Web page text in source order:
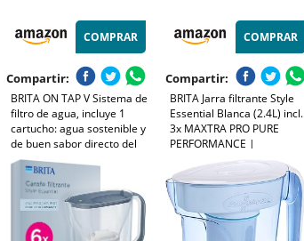
COMPRAR
Compartir:
BRITA ON TAP V Sistema de
filtro de agua, incluye 1
cartucho: agua sostenible y
de buen sabor directo del
grifo, reduce
micropartículas, PFAS,
metales y sustancias que
afectan el sabor.
COMPRAR
Compartir:
BRITA Jarra filtrante Style
Essential Blanca (2.4L) incl.
3x MAXTRA PRO PURE
PERFORMANCE |
Compatible con la puerta
del frigorífico, con indicador
LED, filtra impurezas y
metales